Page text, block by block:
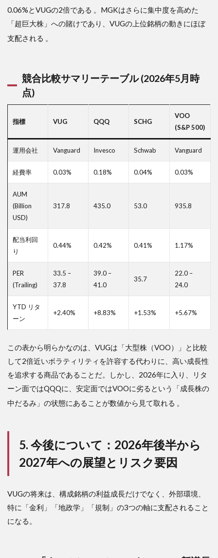
0.06%とVUGの2倍である 。MGKはさらに集中度を高めた
「超巨大株」への賭けであり、VUGの上位銘柄の動きにほぼ
支配される 。
競合比較サマリーテーブル (2026年5月時
点)
指標 VUG QQQ SCHG
VOO
(S&P 500)
運用会社 Vanguard Invesco Schwab Vanguard
経費率 0.03% 0.18% 0.04% 0.03%
AUM
(Billion
USD)
317.8 435.0 53.0 935.8
配当利回
り
0.44% 0.42% 0.41% 1.17%
PER
(Trailing)
33.5 –
37.8
39.0 –
41.0
35.7
22.0 –
24.0
YTD リタ
ーン
+2.40% +8.83% +1.53% +5.67%
この表から明らかなのは、VUGは「大型株（VOO）」と比較
して2倍近いボラティリティを許容する代わりに、高い成長性
を追求する商品であることだ。しかし、2026年に入り、リタ
ーン面ではQQQに、安定面ではVOOに劣るという「成長株の
中だるみ」の状態にあることが数値から見て取れる 。
5. 今後について：2026年後半から
2027年への展望とリスク要因
VUGの将来は、構成銘柄の利益成長だけでなく、外部環境、
特に「金利」「地政学」「規制」の3つの軸に支配されること
になる。